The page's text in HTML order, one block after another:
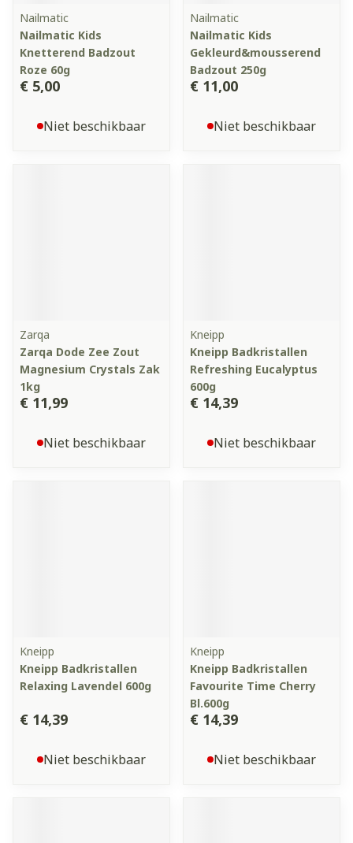
Nailmatic
Nailmatic Kids
Knetterend Badzout
Roze 60g
€ 5,00
Niet beschikbaar
Nailmatic
Nailmatic Kids
Gekleurd&mousserend
Badzout 250g
€ 11,00
Niet beschikbaar
Zarqa
Zarqa Dode Zee Zout
Magnesium Crystals Zak
1kg
€ 11,99
Niet beschikbaar
Kneipp
Kneipp Badkristallen
Refreshing Eucalyptus
600g
€ 14,39
Niet beschikbaar
Kneipp
Kneipp Badkristallen
Relaxing Lavendel 600g
€ 14,39
Niet beschikbaar
Kneipp
Kneipp Badkristallen
Favourite Time Cherry
Bl.600g
€ 14,39
Niet beschikbaar